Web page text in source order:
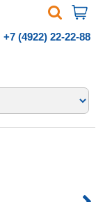
+7 (4922) 22-22-88